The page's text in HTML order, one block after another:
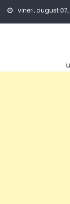
Skip
vineri, august 07,